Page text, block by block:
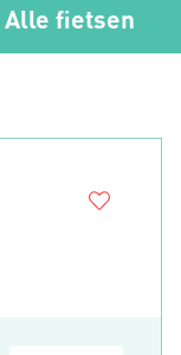
Alle fietsen